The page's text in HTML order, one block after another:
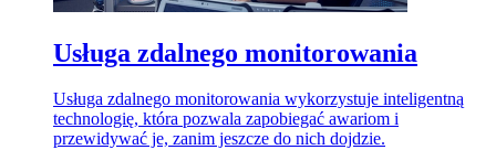
Usługa zdalnego monitorowania
Usługa zdalnego monitorowania wykorzystuje inteligentną
technologię, która pozwala zapobiegać awariom i
przewidywać je, zanim jeszcze do nich dojdzie.